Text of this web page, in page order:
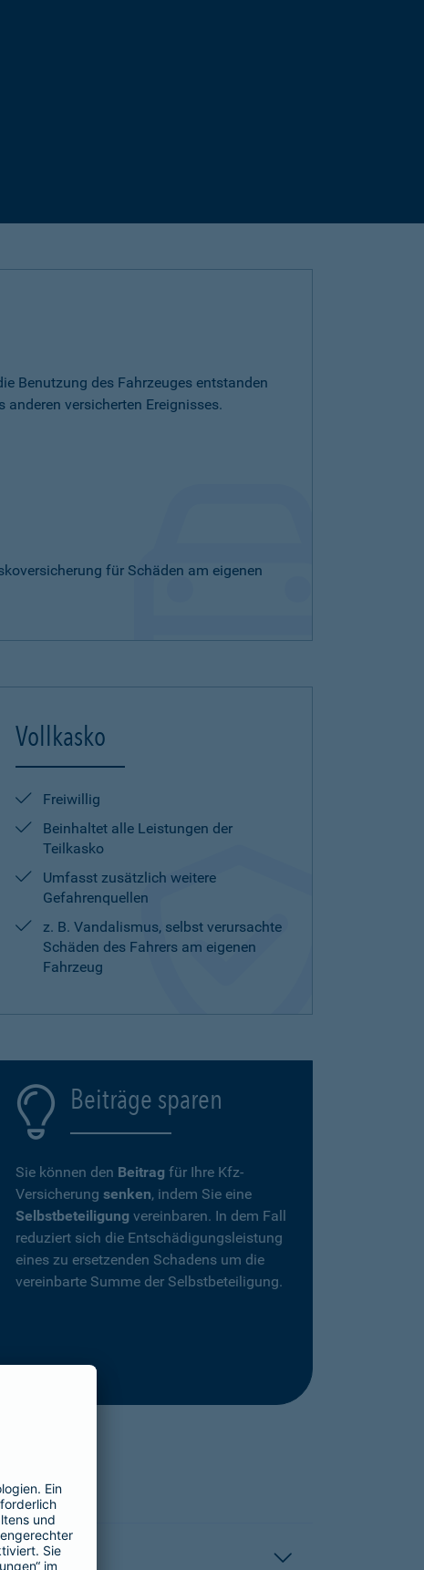
Benutzung des Fahrzeuges entstanden
versicherten Ereignisses.
für Schäden am eigenen
Vollkasko
Freiwillig
Beinhaltet alle Leistungen der
Teilkasko
Umfasst zusätzlich weitere
Gefahrenquellen
z. B. Vandalismus, selbst verursachte
Schäden des Fahrers am eigenen
Fahrzeug
Beiträge sparen
Sie können den Beitrag für Ihre Kfz-
Versicherung senken, indem Sie eine
Selbstbeteiligung vereinbaren. In dem Fall
reduziert sich die Entschädigungsleistung
eines zu ersetzenden Schadens um die
vereinbarte Summe der Selbstbeteiligung.